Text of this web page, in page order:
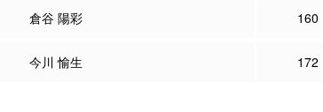
倉谷 陽彩 160
今川 愉生 172